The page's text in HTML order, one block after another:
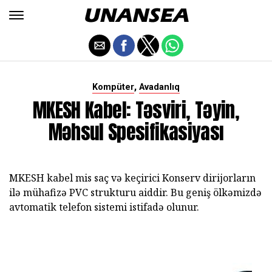
Kompüter, Avadanlıq
MKESH Kabel: Təsviri, Təyin,
Məhsul Spesifikasiyası
MKESH kabel mis saç və keçirici Konserv dirijorların
ilə mühafizə PVC strukturu aiddir. Bu geniş ölkəmizdə
avtomatik telefon sistemi istifadə olunur.